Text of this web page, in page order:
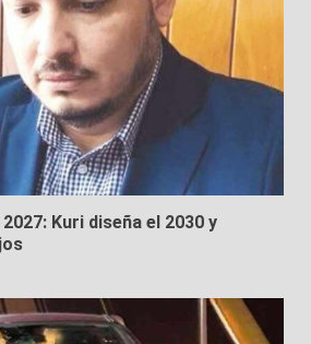
Kuri diseña el 2030 y